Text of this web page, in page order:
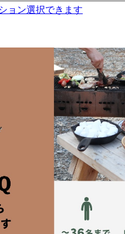
ョン選択できます